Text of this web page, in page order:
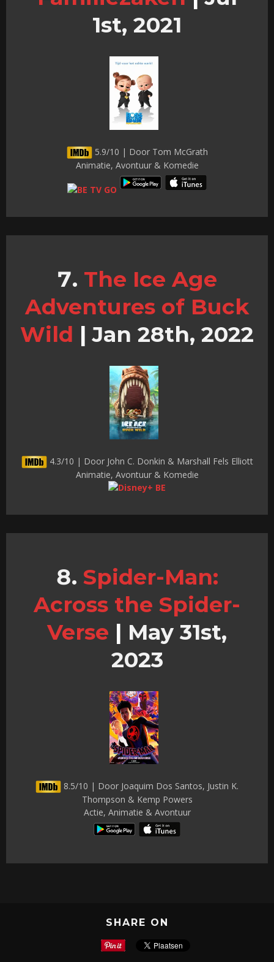
1st, 2021
5.9/10 | Door Tom McGrath
Animatie, Avontuur & Komedie
The Ice Age
Adventures of Buck
Wild | Jan 28th, 2022
4.3/10 | Door John C. Donkin & Marshall Fels Elliott
Animatie, Avontuur & Komedie
Spider-Man:
Across the Spider-
Verse | May 31st,
2023
8.5/10 | Door Joaquim Dos Santos, Justin K.
Thompson & Kemp Powers
Actie, Animatie & Avontuur
SHARE ON